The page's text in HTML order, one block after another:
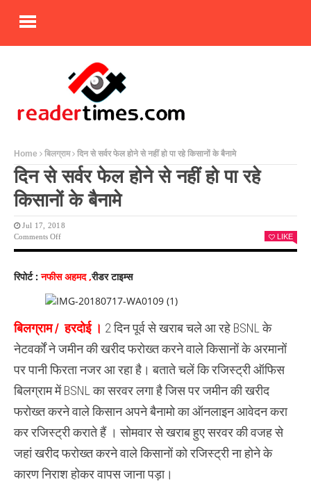
Home बिलग्राम दिन से सर्वर फेल होने से नहीं हो पा रहे किसानों के बैनामे
दिन से सर्वर फेल होने से नहीं हो पा रहे
किसानों के बैनामे
Jul 17, 2018
Comments OffOn
फेल
से
हो
रहे
के
LIKE
रिपोर्ट :नफीस अहमद ,रीडर टाइम्स
बिलग्राम / हरदोई । 2 दिन पूर्व से खराब चले आ रहे BSNL के
नेटवर्कों ने जमीन की खरीद फरोख्त करने वाले किसानों के अरमानों
पर पानी फिरता नजर आ रहा है। बताते चलें कि रजिस्ट्री ऑफिस
बिलग्राम में BSNL का सरवर लगा है जिस पर जमीन की खरीद
फरोख्त करने वाले किसान अपने बैनामो का ऑनलाइन आवेदन करा
कर रजिस्ट्री कराते हैं । सोमवार से खराब हुए सरवर की वजह से
जहां खरीद फरोख्त करने वाले किसानों को रजिस्ट्री ना होने के
कारण निराश होकर वापस जाना पड़ा।